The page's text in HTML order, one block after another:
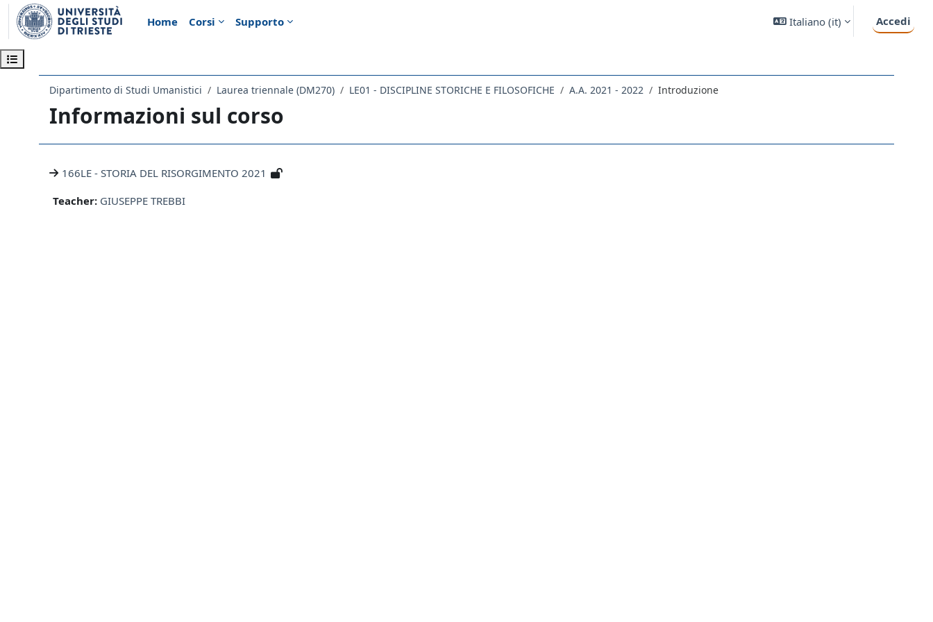
Vai al contenuto principale
Home
Corsi Supporto Italiano ‎(it)‎ Accedi
Apri indice del corso
Dipartimento di Studi Umanistici Laurea triennale (DM270) LE01 - DISCIPLINE STORICHE E FILOSOFICHE A.A. 2021 - 2022 Introduzione
Informazioni sul corso
166LE - STORIA DEL RISORGIMENTO 2021
Teacher: GIUSEPPE TREBBI